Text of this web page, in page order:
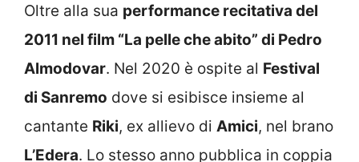
Oltre alla sua performance recitativa del
2011 nel film “La pelle che abito” di Pedro
Almodovar. Nel 2020 è ospite al Festival
di Sanremo dove si esibisce insieme al
cantante Riki, ex allievo di Amici, nel brano
L’Edera. Lo stesso anno pubblica in coppia